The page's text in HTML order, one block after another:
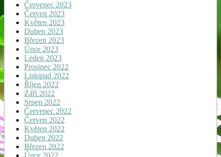
Červenec 2023
Červen 2023
Květen 2023
Duben 2023
Březen 2023
Únor 2023
Leden 2023
Prosinec 2022
Listopad 2022
Říjen 2022
Září 2022
Srpen 2022
Červenec 2022
Červen 2022
Květen 2022
Duben 2022
Březen 2022
Únor 2022